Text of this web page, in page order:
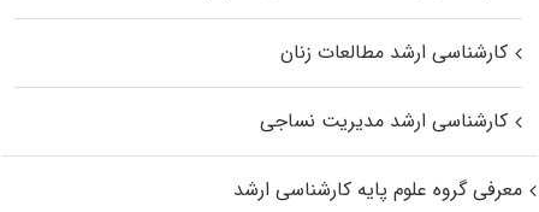
کارشناسی ارشد مطالعات زنان
کارشناسی ارشد مدیریت نساجی
معرفی گروه علوم پایه کارشناسی ارشد